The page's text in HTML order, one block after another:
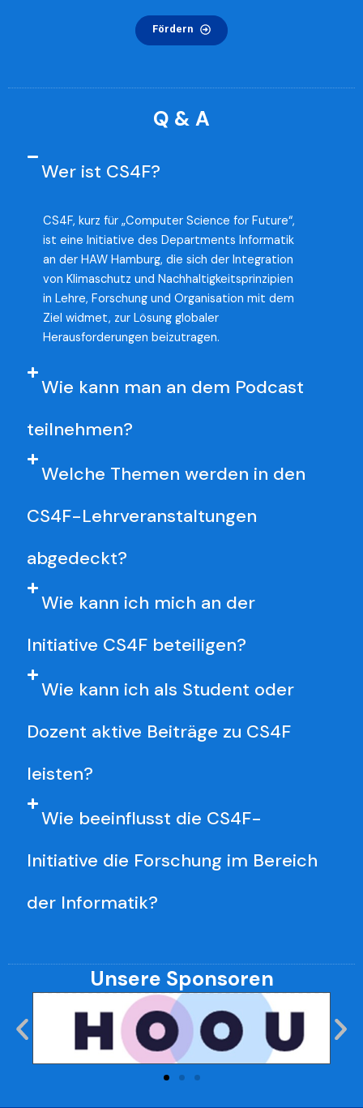
Fördern
Q & A
Wer ist CS4F?
CS4F, kurz für „Computer Science for Future“,
ist eine Initiative des Departments Informatik
an der HAW Hamburg, die sich der Integration
von Klimaschutz und Nachhaltigkeitsprinzipien
in Lehre, Forschung und Organisation mit dem
Ziel widmet, zur Lösung globaler
Herausforderungen beizutragen.
Wie kann man an dem Podcast
teilnehmen?
Welche Themen werden in den
CS4F-Lehrveranstaltungen
abgedeckt?
Wie kann ich mich an der
Initiative CS4F beteiligen?
Wie kann ich als Student oder
Dozent aktive Beiträge zu CS4F
leisten?
Wie beeinflusst die CS4F-
Initiative die Forschung im Bereich
der Informatik?
Unsere Sponsoren